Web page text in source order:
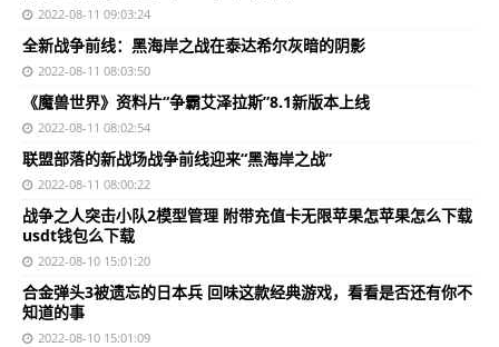
2022-08-11 09:03:24
全新战争前线：黑海岸之战在泰达希尔灰暗的阴影
2022-08-11 08:03:50
《魔兽世界》资料片“争霸艾泽拉斯”8.1新版本上线
2022-08-11 08:02:54
联盟部落的新战场战争前线迎来“黑海岸之战”
2022-08-11 08:00:22
战争之人突击小队2模型管理 附带充值卡无限苹果怎苹果怎么下载
usdt钱包么下载
2022-08-10 15:01:20
合金弹头3被遗忘的日本兵 回味这款经典游戏，看看是否还有你不
知道的事
2022-08-10 15:01:09